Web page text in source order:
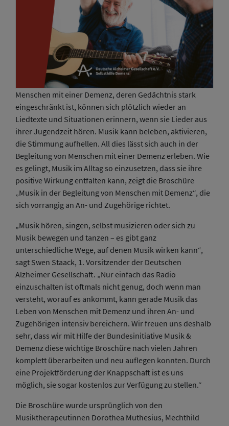
Menschen mit einer Demenz, deren Gedächtnis stark
eingeschränkt ist, können sich plötzlich wieder an
Liedtexte und Situationen erinnern, wenn sie Lieder aus
ihrer Jugendzeit hören. Musik kann beleben, aktivieren,
die Stimmung aufhellen. All dies lässt sich auch in der
Begleitung von Menschen mit einer Demenz erleben. Wie
es gelingt, Musik im Alltag so einzusetzen, dass sie ihre
positive Wirkung entfalten kann, zeigt die Broschüre
„Musik in der Begleitung von Menschen mit Demenz“, die
sich vorrangig an An- und Zugehörige richtet.
„Musik hören, singen, selbst musizieren oder sich zu
Musik bewegen und tanzen – es gibt ganz
unterschiedliche Wege, auf denen Musik wirken kann“,
sagt Swen Staack, 1. Vorsitzender der Deutschen
Alzheimer Gesellschaft. „Nur einfach das Radio
einzuschalten ist oftmals nicht genug, doch wenn man
versteht, worauf es ankommt, kann gerade Musik das
Leben von Menschen mit Demenz und ihren An- und
Zugehörigen intensiv bereichern. Wir freuen uns deshalb
sehr, dass wir mit Hilfe der Bundesinitiative Musik &
Demenz diese wichtige Broschüre nach vielen Jahren
komplett überarbeiten und neu auflegen konnten. Durch
eine Projektförderung der Knappschaft ist es uns
möglich, sie sogar kostenlos zur Verfügung zu stellen.“
Die Broschüre wurde ursprünglich von den
Musiktherapeutinnen Dorothea Muthesius, Mechthild